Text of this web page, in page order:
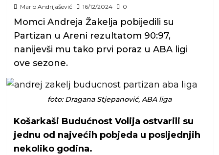
Mario Andrijašević 16/12/2024 0
Momci Andreja Žakelja pobijedili su
Partizan u Areni rezultatom 90:97,
nanijevši mu tako prvi poraz u ABA ligi
ove sezone.
foto: Dragana Stjepanović, ABA liga
Košarkaši Budućnost Volija ostvarili su
jednu od najvećih pobjeda u posljednjih
nekoliko godina.